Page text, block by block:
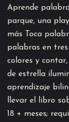
Aprende
parque, una
más Toca
palabras en
colores y
de estrella
aprendizaje
llevar el libro
18 + meses;